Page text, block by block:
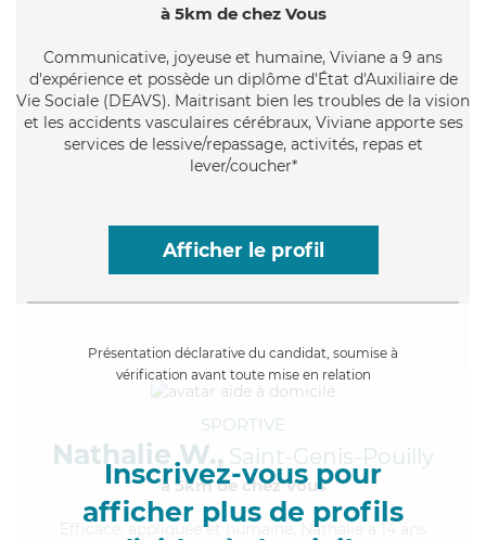
à 5km de chez Vous
Communicative, joyeuse et humaine, Viviane a 9 ans
d'expérience et possède un diplôme d'État d'Auxiliaire de
Vie Sociale (DEAVS). Maitrisant bien les troubles de la vision
et les accidents vasculaires cérébraux, Viviane apporte ses
services de lessive/repassage, activités, repas et
lever/coucher*
Afficher le profil
Présentation déclarative du candidat, soumise à
vérification avant toute mise en relation
Inscrivez-vous pour
afficher plus de profils
SPORTIVE
Nathalie W., Saint-Genis-Pouilly
à 5km de chez Vous
, appliquée et humaine, Nathalie a 14 ans